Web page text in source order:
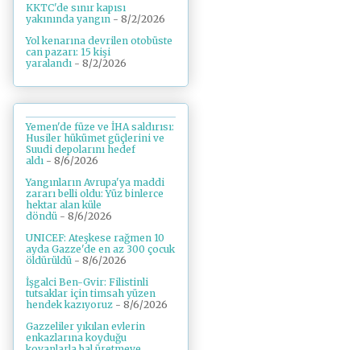
KKTC'de sınır kapısı
yakınında yangın - 8/2/2026
Yol kenarına devrilen otobüste
can pazarı: 15 kişi
yaralandı - 8/2/2026
Yemen'de füze ve İHA saldırısı:
Husiler hükümet güçlerini ve
Suudi depolarını hedef
aldı - 8/6/2026
Yangınların Avrupa'ya maddi
zararı belli oldu: Yüz binlerce
hektar alan küle
döndü - 8/6/2026
UNICEF: Ateşkese rağmen 10
ayda Gazze'de en az 300 çocuk
öldürüldü - 8/6/2026
İşgalci Ben-Gvir: Filistinli
tutsaklar için timsah yüzen
hendek kazıyoruz - 8/6/2026
Gazzeliler yıkılan evlerin
enkazlarına koyduğu